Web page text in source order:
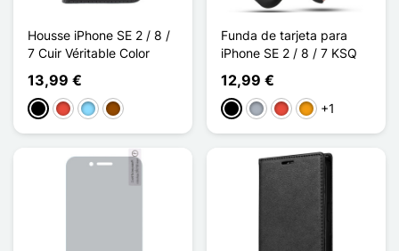
Housse iPhone SE 2 / 8 /
7 Cuir Véritable Color
13,99 €
NegroRojoAzul claro
Marrón
Funda de tarjeta para
iPhone SE 2 / 8 / 7 KSQ
12,99 €
NegroGris RojoNaranja
+1